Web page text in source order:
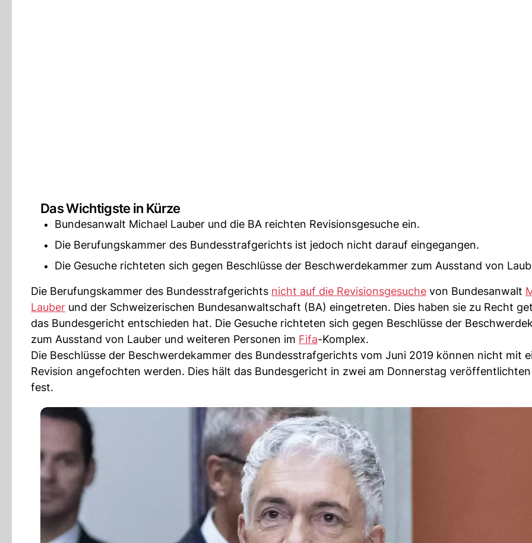
Das Wichtigste in Kürze
Bundesanwalt Michael Lauber und die BA reichten Revisionsgesuche ein.
Die Berufungskammer des Bundesstrafgerichts ist jedoch nicht darauf eingegangen.
Die Gesuche richteten sich gegen Beschlüsse der Beschwerdekammer zum Ausstand von
Die Berufungskammer des Bundesstrafgerichts nicht auf die Revisionsgesuche von Bundesanwalt
Lauber und der Schweizerischen Bundesanwaltschaft (BA) eingetreten. Dies haben sie zu Recht
das Bundesgericht entschieden hat. Die Gesuche richteten sich gegen Beschlüsse der
zum Ausstand von Lauber und weiteren Personen im Fifa-Komplex.
Die Beschlüsse der Beschwerdekammer des Bundesstrafgerichts vom Juni 2019 können nicht mit
Revision angefochten werden. Dies hält das Bundesgericht in zwei am Donnerstag
fest.